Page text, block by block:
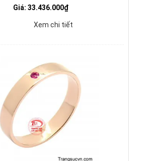
Giá: 33.436.000₫
Xem chi tiết